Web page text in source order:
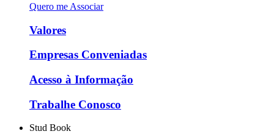
Quero me Associar
Valores
Empresas Conveniadas
Acesso à Informação
Trabalhe Conosco
Stud Book